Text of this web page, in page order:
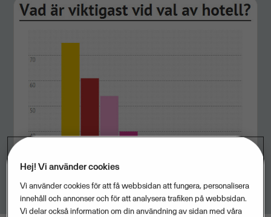
Hej! Vi använder cookies
Vi använder cookies för att få webbsidan att fungera, personalisera
innehåll och annonser och för att analysera trafiken på webbsidan.
Vi delar också information om din användning av sidan med våra